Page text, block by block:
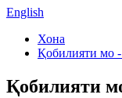
English
Хона
Қобилияти мо
Қобилияти